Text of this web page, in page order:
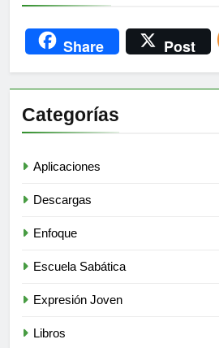
Share Post
Categorías
Aplicaciones
Descargas
Enfoque
Escuela Sabática
Expresión Joven
Libros